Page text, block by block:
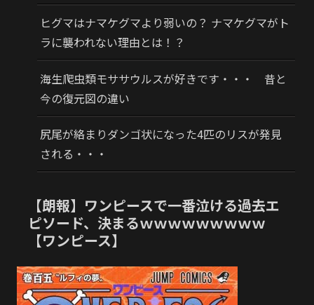
ヒグマはナマケグマより弱いの？ ナマケグマがト
ラに襲われない理由とは！？
海生爬虫類モササウルスが好きです・・・ 昔と
今の復元図の違い
尻尾が絡まりダンゴ状になった4匹のリスが発見
される・・・
【朗報】ワンピースで一番泣ける過去エ
ピソード、決まるｗｗｗｗｗｗｗｗｗ
【ワンピース】